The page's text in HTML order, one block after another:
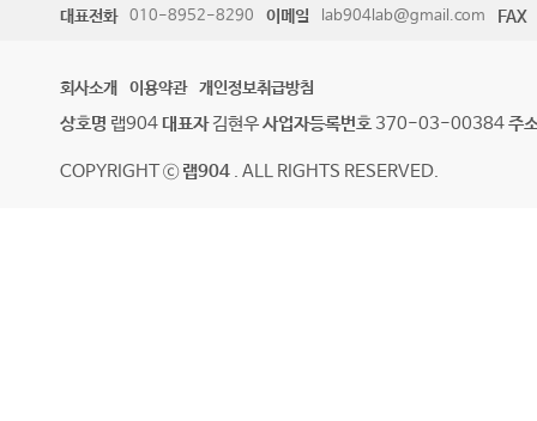
대표전화 010-8952-8290 이메일 lab904lab@gmail.com FAX
회사소개 이용약관 개인정보취급방침
상호명 랩904 대표자김현우사업자등록번호 370-03-00384주
COPYRIGHT ⓒ랩904 . ALL RIGHTS RESERVED.